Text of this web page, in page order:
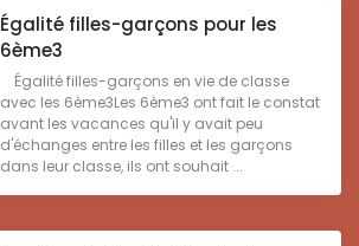
Égalité filles-garçons pour les
6ème3
Égalité filles-garçons en vie de classe
avec les 6ème3Les 6ème3 ont fait le constat
avant les vacances qu'il y avait peu
d'échanges entre les filles et les garçons
dans leur classe, ils ont souhait ...